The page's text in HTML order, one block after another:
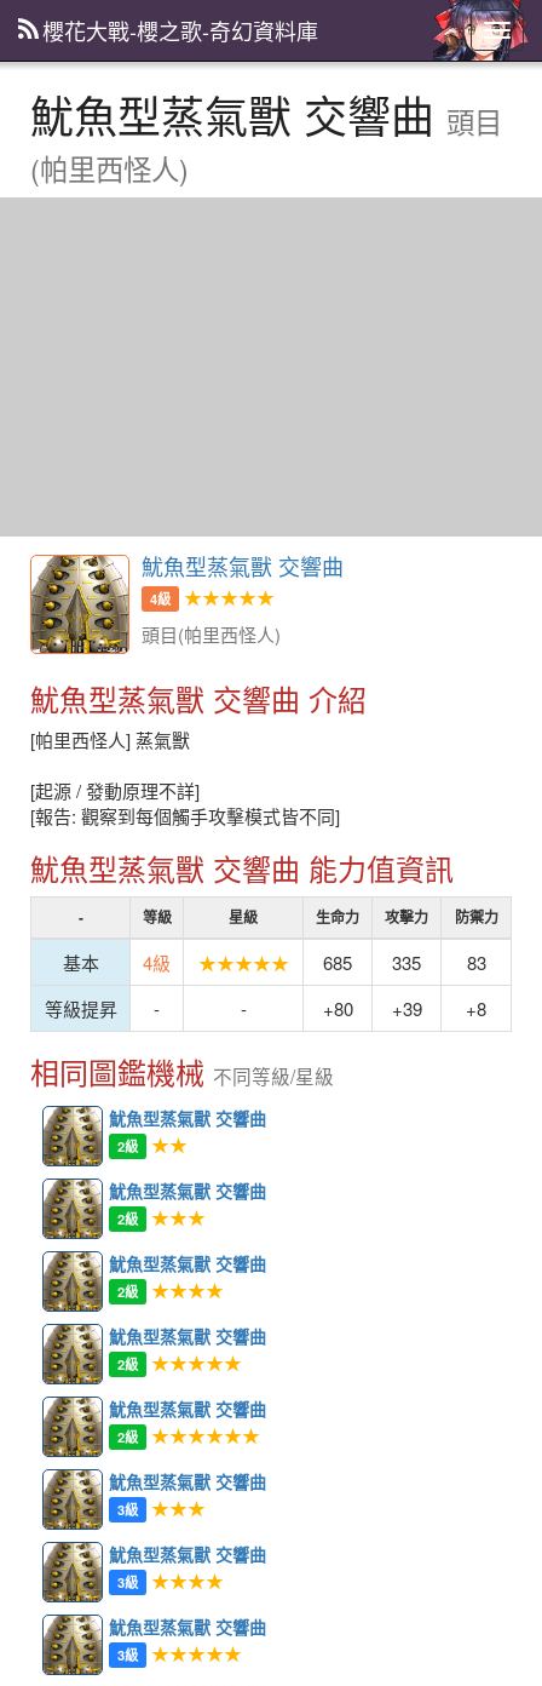
主
選
櫻花大戰-櫻之歌-奇幻資料庫
魷魚型蒸氣獸 交響曲 頭目
(帕里西怪人)
魷魚型蒸氣獸 交響曲
4級
★★★★★
頭目(帕里西怪人)
魷魚型蒸氣獸 交響曲 介紹
[帕里西怪人] 蒸氣獸
[起源 / 發動原理不詳]
[報告: 觀察到每個觸手攻擊模式皆不同]
魷魚型蒸氣獸 交響曲 能力值資訊
- 等級 星級 生命力 攻擊力 防禦力
基本 4級 ★★★★★ 685 335
83
等級提昇
- - +80 +39 +8
相同圖鑑機械 不同等級/星級
魷魚型蒸氣獸 交響曲
2級 ★★
魷魚型蒸氣獸 交響曲
2級 ★★★
魷魚型蒸氣獸 交響曲
2級 ★★★★
魷魚型蒸氣獸 交響曲
2級 ★★★★★
魷魚型蒸氣獸 交響曲
2級 ★★★★★★
魷魚型蒸氣獸 交響曲
3級 ★★★
魷魚型蒸氣獸 交響曲
3級 ★★★★
魷魚型蒸氣獸 交響曲
3級 ★★★★★